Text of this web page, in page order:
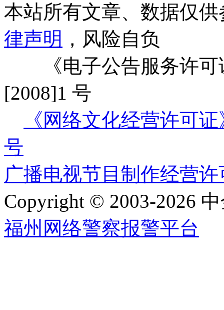
本站所有文章、数据仅
律声明 ，风险自负
《电子公告服务许可
[2008]1 号
《网络文化经营许可
号
广播电视节目制作经营
Copyright © 2003-2026
福州网络警察报警平台